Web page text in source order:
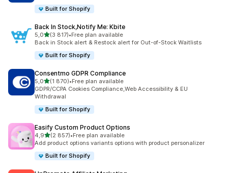
Built for Shopify
Back In Stock,Notify Me: Kbite
5,0na 5 gwiazdek
(3 817)
Łączna liczba recenzji: 3817
•Free plan available
Back in Stock alert & Restock alert for Out-of-Stock Waitlists
Built for Shopify
Consentmo GDPR Compliance
5,0na 5 gwiazdek
(1 870)
Łączna liczba recenzji: 1870
•Free plan available
GDPR/CCPA Cookies Compliance,Web Accessibility & EU
Withdrawal
Built for Shopify
Easify Custom Product Options
4,9na 5 gwiazdek
(2 857)
Łączna liczba recenzji: 2857
•Free plan available
Add product options variants options with product personalizer
Built for Shopify